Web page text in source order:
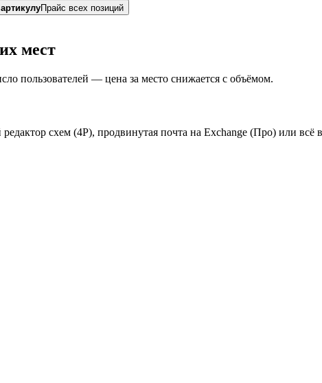
Прайс всех позиций
мест
пользователей — цена за место снижается с объёмом.
схем (4Р), продвинутая почта на Exchange (Про) или всё